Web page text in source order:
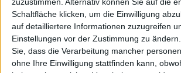
Schaltfläche klicken, um die Einwilligung
auf detailliertere Informationen zuzugreifen
Einstellungen vor der Zustimmung zu ändern.
Sie, dass die Verarbeitung mancher
ohne Ihre Einwilligung stattfinden kann,
Advanced Profile